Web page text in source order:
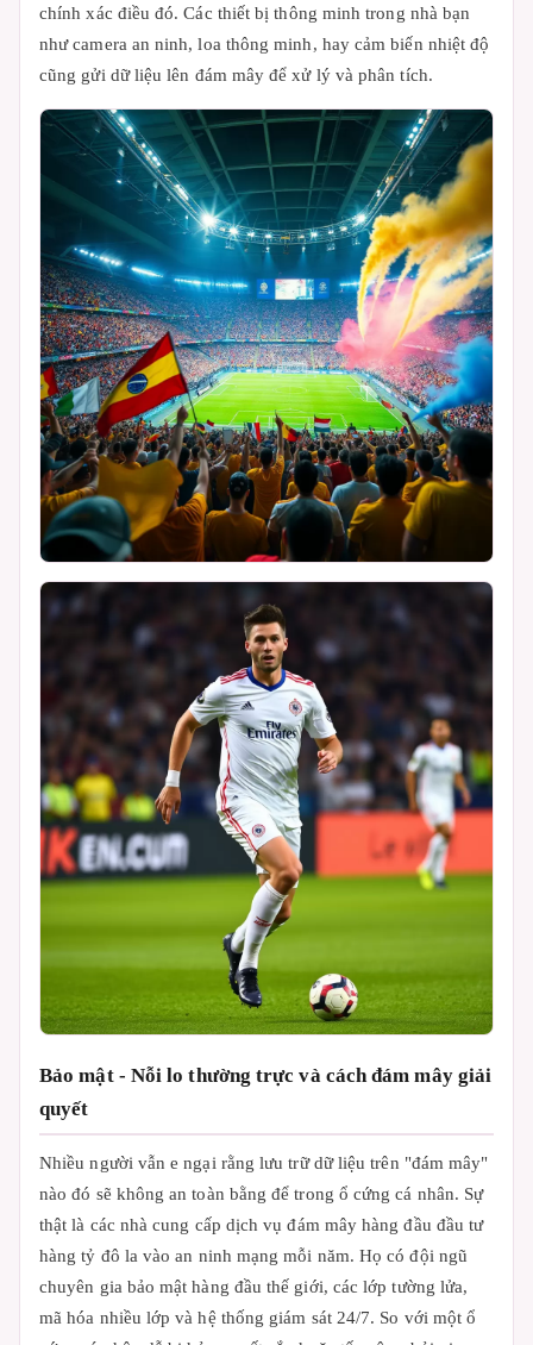
chính xác điều đó. Các thiết bị thông minh trong nhà bạn
như camera an ninh, loa thông minh, hay cảm biến nhiệt độ
cũng gửi dữ liệu lên đám mây để xử lý và phân tích.
Bảo mật - Nỗi lo thường trực và cách đám mây giải
quyết
Nhiều người vẫn e ngại rằng lưu trữ dữ liệu trên "đám mây"
nào đó sẽ không an toàn bằng để trong ổ cứng cá nhân. Sự
thật là các nhà cung cấp dịch vụ đám mây hàng đầu đầu tư
hàng tỷ đô la vào an ninh mạng mỗi năm. Họ có đội ngũ
chuyên gia bảo mật hàng đầu thế giới, các lớp tường lửa,
mã hóa nhiều lớp và hệ thống giám sát 24/7. So với một ổ